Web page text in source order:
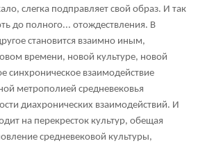
слегка подправляет свой образ. И так
до полного... отождествления. В
становится взаимно иным,
времени, новой культуре, новой
синхроническое взаимодействие
метрополией средневековья
диахронических взаимодействий. И
на перекресток культур, обещая
средневековой культуры,